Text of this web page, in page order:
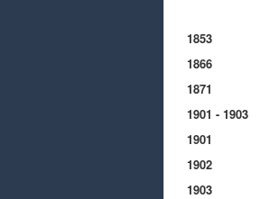
1853
1866
1871
1901 - 1903
1901
1902
1903